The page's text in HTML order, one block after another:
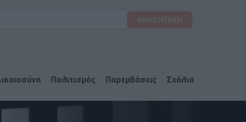
Πολιτισμός Παρεμβάσεις Σχόλια